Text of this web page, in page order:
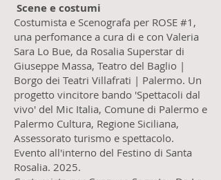
Scene e costumi
Costumista e Scenografa per ROSE #1,
una perfomance a cura di e con Valeria
Sara Lo Bue, da Rosalia Superstar di
Giuseppe Massa, Teatro del Baglio |
Borgo dei Teatri Villafrati | Palermo. Un
progetto vincitore bando 'Spettacoli dal
vivo' del Mic Italia, Comune di Palermo e
Palermo Cultura, Regione Siciliana,
Assessorato turismo e spettacolo.
Evento all'interno del Festino di Santa
Rosalia. 2025.